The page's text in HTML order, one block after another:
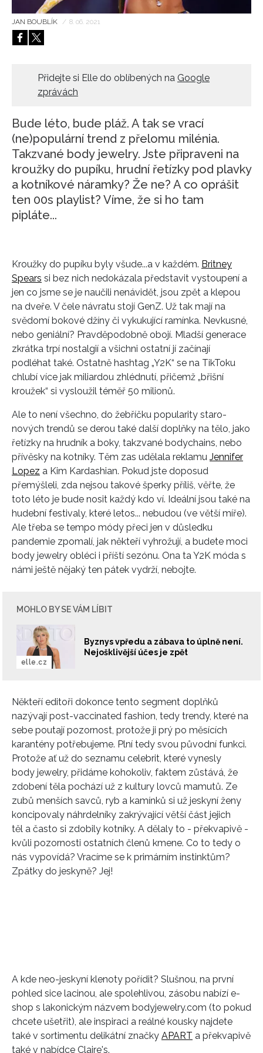
HOME
JAN BOUBLÍK / 8. 06. 2021
Přidejte si Elle do oblíbených na Google
zprávách
Bude léto, bude pláž. A tak se vrací
(ne)populární trend z přelomu milénia.
Takzvané body jewelry. Jste připraveni na
kroužky do pupíku, hrudní řetízky pod plavky
a kotníkové náramky? Že ne? A co oprášit
ten 00s playlist? Víme, že si ho tam
pipláte...
Kroužky do pupíku byly všude...a v každém. Britney
Spears si bez nich nedokázala představit vystoupení a
jen co jsme se je naučili nenávidět, jsou zpět a klepou
na dveře. V čele návratu stojí GenZ. Už tak mají na
svědomí bokové džíny či vykukující ramínka. Nevkusné,
nebo geniální? Pravděpodobně obojí. Mladší generace
zkrátka trpí nostalgií a všichni ostatní jí začínají
podléhat také. Ostatně hashtag „Y2K“ se na TikToku
chlubí více jak miliardou zhlédnutí, přičemž „břišní
kroužek“ si vysloužil téměř 50 milionů.
Ale to není všechno, do žebříčku popularity staro-
nových trendů se derou také další doplňky na tělo, jako
řetízky na hrudník a boky, takzvané bodychains, nebo
přívěsky na kotníky. Těm zas udělala reklamu Jennifer
Lopez a Kim Kardashian. Pokud jste doposud
přemýšleli, zda nejsou takové šperky příliš, věřte, že
toto léto je bude nosit každý kdo ví. Ideální jsou také na
hudební festivaly, které letos... nebudou (ve větší míře).
Ale třeba se tempo módy přeci jen v důsledku
pandemie zpomalí, jak někteří vyhrožují, a budete moci
body jewelry obléci i příští sezónu. Ona ta Y2K móda s
námi ještě nějaký ten pátek vydrží, nebojte.
MOHLO BY SE VÁM LÍBIT
Byznys vpředu a zábava to úplně není.
Nejošklivější účes je zpět
elle.cz
Někteří editoři dokonce tento segment doplňků
nazývají post-vaccinated fashion, tedy trendy, které na
sebe poutají pozornost, protože ji prý po měsících
karantény potřebujeme. Plní tedy svou původní funkci.
Protože ať už do seznamu celebrit, které vynesly
body jewelry, přidáme kohokoliv, faktem zůstává, že
zdobení těla pochází už z kultury lovců mamutů. Ze
zubů menších savců, ryb a kamínků si už jeskyní ženy
koncipovaly náhrdelníky zakrývající větší část jejich
těl a často si zdobily kotníky. A dělaly to - překvapivě -
kvůli pozornosti ostatních členů kmene. Co to tedy o
nás vypovídá? Vracíme se k primárním instinktům?
Zpátky do jeskyně? Jej!
A kde neo-jeskyní klenoty pořídit? Slušnou, na první
pohled sice lacinou, ale spolehlivou, zásobu nabízí e-
shop s lakonickým názvem bodyjewelry.com (to pokud
chcete ušetřit), ale inspiraci a reálné kousky najdete
také v sortimentu delikátní značky APART a překvapivě
také v nabídce Claire's.